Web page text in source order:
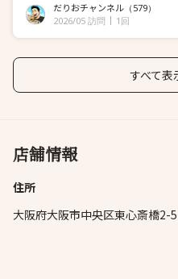
だりおチャンネル （579）
2026/05 訪問
1回
すべて表
店舗情報
住所
大阪府大阪市中央区東心斎橋2-